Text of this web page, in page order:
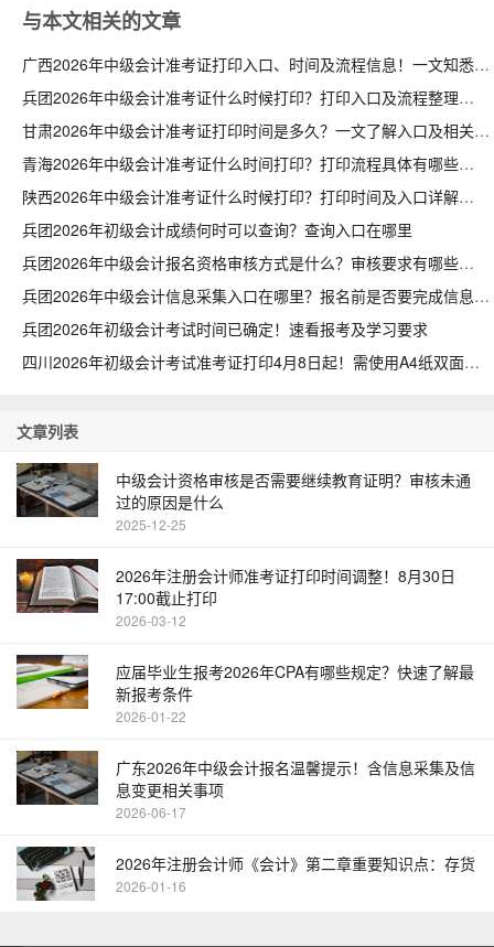
与本文相关的文章
广西2026年中级会计准考证打印入口、时间及流程信息！一文知悉
兵团2026年中级会计准考证什么时候打印？打印入口及流程整理
甘肃2026年中级会计准考证打印时间是多久？一文了解入口及相关流程
青海2026年中级会计准考证什么时间打印？打印流程具体有哪些
陕西2026年中级会计准考证什么时候打印？打印时间及入口详解
兵团2026年初级会计成绩何时可以查询？查询入口在哪里
兵团2026年中级会计报名资格审核方式是什么？审核要求有哪些
兵团2026年中级会计信息采集入口在哪里？报名前是否要完成信息采集
兵团2026年初级会计考试时间已确定！速看报考及学习要求
四川2026年初级会计考试准考证打印4月8日起！需使用A4纸双面打印
文章列表
中级会计资格审核是否需要继续教育证明？审核未通
过的原因是什么
2025-12-25
2026年注册会计师准考证打印时间调整！8月30日
17:00截止打印
2026-03-12
应届毕业生报考2026年CPA有哪些规定？快速了解最
新报考条件
2026-01-22
广东2026年中级会计报名温馨提示！含信息采集及信
息变更相关事项
2026-06-17
2026年注册会计师《会计》第二章重要知识点：存货
2026-01-16